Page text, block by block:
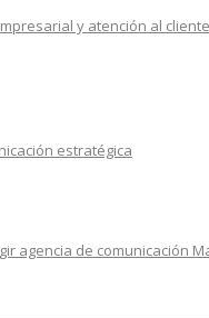
y atención al
estratégica
agencia de comunicación